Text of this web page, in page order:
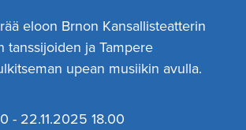
eloon Brnon Kansallisteatterin
tanssijoiden ja Tampere
upean musiikin avulla.
- 22.11.2025 18.00